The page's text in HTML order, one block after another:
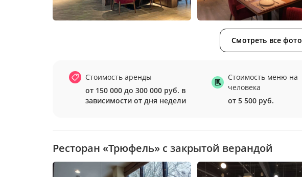
Смотреть все фото
Стоимость аренды
от 150 000 до 300 000 руб. в
зависимости от дня недели
Стоимость меню на
человека
от 5 500 руб.
Ресторан «Трюфель» с закрытой верандой